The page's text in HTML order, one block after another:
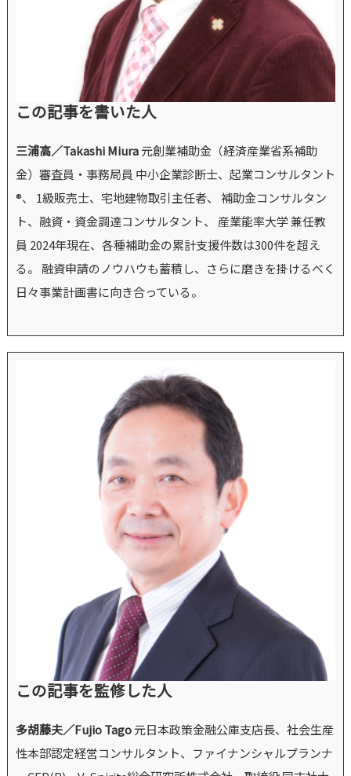
この記事を書いた人
三浦高／Takashi Miura元創業補助金（経済産業省系補助
金）審査員・事務局員 中小企業診断士、起業コンサルタント
®、 1級販売士、宅地建物取引主任者、 補助金コンサルタン
ト、融資・資金調達コンサルタント、 産業能率大学 兼任教
員 2024年現在、各種補助金の累計支援件数は300件を超え
る。 融資申請のノウハウも蓄積し、さらに磨きを掛けるべく
日々事業計画書に向き合っている。
この記事を監修した人
多胡藤夫／Fujio Tago元日本政策金融公庫支店長、社会生産
性本部認定経営コンサルタント、ファイナンシャルプランナ